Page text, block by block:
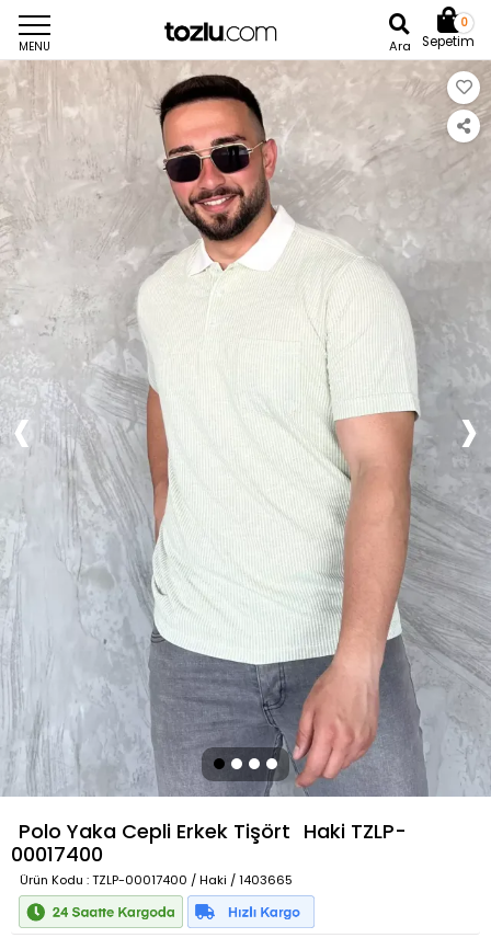
MENU Ara
0
Sepetim
Polo Yaka Cepli Erkek Tişört Haki TZLP-
00017400
Ürün Kodu : TZLP-00017400 / Haki / 1403665